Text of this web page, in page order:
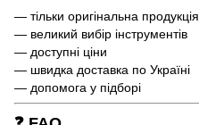
— тільки оригінальна продукція
— великий вибір інструментів
— доступні ціни
— швидка доставка по Україні
— допомога у підборі